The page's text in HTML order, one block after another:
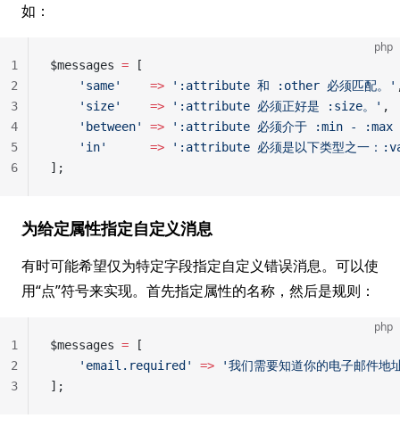
如：
php
$messages = [
    'same'
    =>
':attribute 和 :other 必须匹配。'
    'size'
    =>
':attribute 必须正好是 :size。' ,
    'between'
=> ':attribute 必须介于 :min - :max
    'in'
      =>
':attribute 必须是以下类型之一：
];
1
2
3
4
5
6
为给定属性指定自定义消息
有时可能希望仅为特定字段指定自定义错误消息。可以使
用“点”符号来实现。首先指定属性的名称，然后是规则：
php
$messages = [
    'email.required'
=> '我们需要知道你的电子邮件地
];
1
2
3